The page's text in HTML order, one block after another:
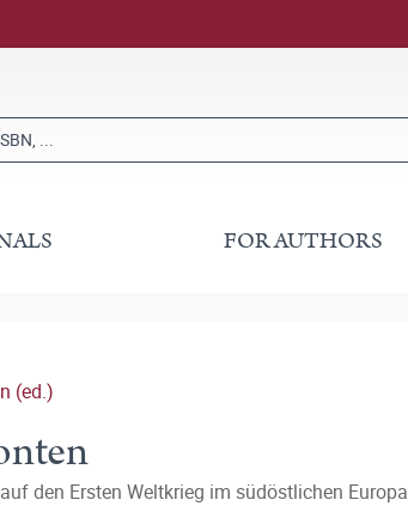
FOR AUTHORS
(ed.)
den Ersten Weltkrieg im südöstlichen Europa